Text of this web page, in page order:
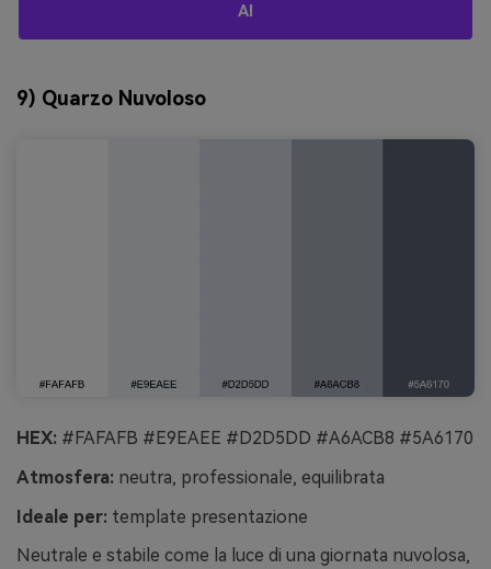
AI
9) Quarzo Nuvoloso
HEX: #FAFAFB #E9EAEE #D2D5DD #A6ACB8 #5A6170
Atmosfera: neutra, professionale, equilibrata
Ideale per: template presentazione
Neutrale e stabile come la luce di una giornata nuvolosa,